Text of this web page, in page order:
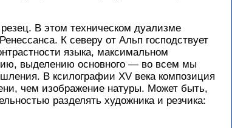
В этом техническом дуализме
К северу от Альп господствует
языка, максимальном
выделению основного — во всем мы
В ксилографии XV века композиция
чем изображение натуры. Может быть,
разделять художника и резчика: